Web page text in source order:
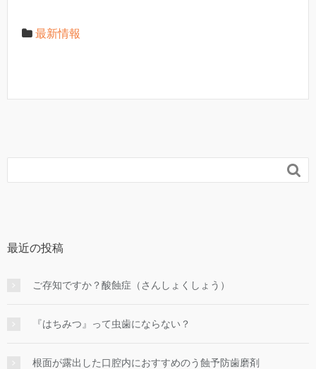
最新情報

最近の投稿
ご存知ですか？酸蝕症（さんしょくしょう）
『はちみつ』って虫歯にならない？
根面が露出した口腔内におすすめのう蝕予防歯磨剤